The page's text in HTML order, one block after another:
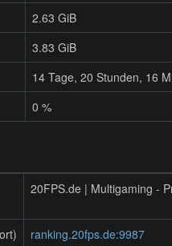
2.63 GiB
3.83 GiB
14 Tage, 20 Stunden, 16
0 %
20FPS.de | Multigaming -
ranking.20fps.de:9987